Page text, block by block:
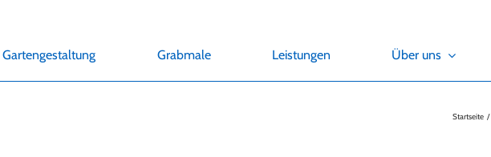
Gartengestaltung Grabmale Leistungen Über uns
Startseite